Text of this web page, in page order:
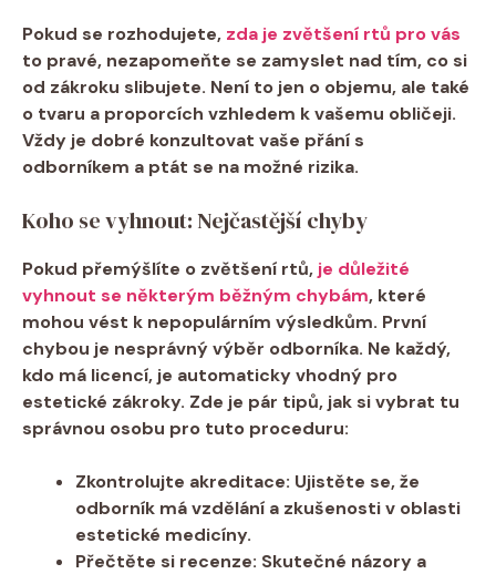
Pokud se rozhodujete, zda je zvětšení rtů pro vás
to pravé, nezapomeňte se zamyslet nad tím, co si
od zákroku slibujete. Není to jen o objemu, ale také
o tvaru a proporcích vzhledem k vašemu obličeji.
Vždy je dobré konzultovat vaše přání s
odborníkem a ptát se na možné rizika.
Koho se vyhnout: Nejčastější chyby
Pokud přemýšlíte o zvětšení rtů, je důležité
vyhnout se některým běžným chybám, které
mohou vést k nepopulárním výsledkům. První
chybou je nesprávný výběr odborníka. Ne každý,
kdo má licencí, je automaticky vhodný pro
estetické zákroky. Zde je pár tipů, jak si vybrat tu
správnou osobu pro tuto proceduru:
Zkontrolujte akreditace: Ujistěte se, že
odborník má vzdělání a zkušenosti v oblasti
estetické medicíny.
Přečtěte si recenze: Skutečné názory a